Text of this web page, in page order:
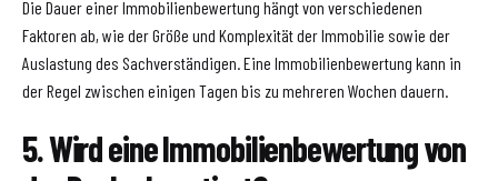
Die Dauer einer Immobilienbewertung hängt von verschiedenen
Faktoren ab, wie der Größe und Komplexität der Immobilie sowie der
Auslastung des Sachverständigen. Eine Immobilienbewertung kann in
der Regel zwischen einigen Tagen bis zu mehreren Wochen dauern.
5. Wird eine Immobilienbewertung von